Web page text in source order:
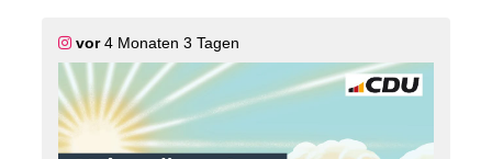
➡️ Ein klarer Konsolidierungspfad.
➡️ Ein verantwortungsvoller Umgang mit Rücklagen
und Personal.
Für uns ist klar: Ein Eckwertebeschluss ist kein
Selbstzweck, sondern ein wichtiges Instrument für
solide Finanzen.
vor4 Monaten 3 Tagen